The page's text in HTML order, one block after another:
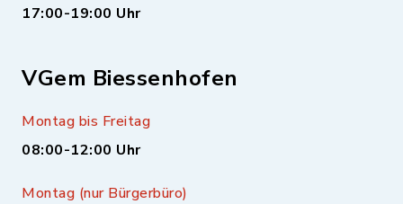
17:00-19:00 Uhr
VGem Biessenhofen
Montag bis Freitag
08:00-12:00 Uhr
Montag (nur Bürgerbüro)